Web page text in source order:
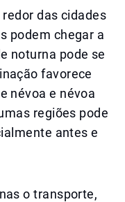
das cidades
podem chegar a
noturna pode se
favorece
névoa e névoa
regiões pode
antes e
o transporte,